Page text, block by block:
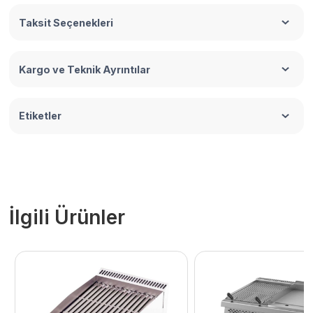
Taksit Seçenekleri
Kargo ve Teknik Ayrıntılar
Etiketler
İlgili Ürünler